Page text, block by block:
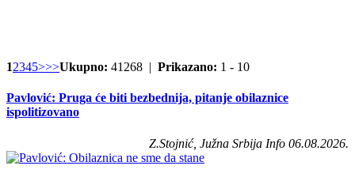
12345>>>Ukupno: 41268 | Prikazano: 1 - 10
Pavlović: Pruga će biti bezbednija, pitanje obilaznice
ispolitizovano
Z.Stojnić, Južna Srbija Info 06.08.2026.